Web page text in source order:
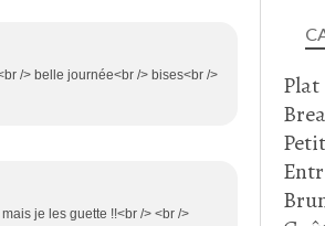
/> belle journée<br /> bises<br />
je les guette !!<br /> <br />